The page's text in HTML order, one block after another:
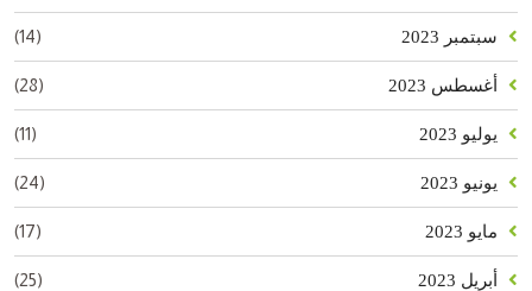
سبتمبر 2023 (14)
أغسطس 2023 (28)
يوليو 2023 (11)
يونيو 2023 (24)
مايو 2023 (17)
أبريل 2023 (25)